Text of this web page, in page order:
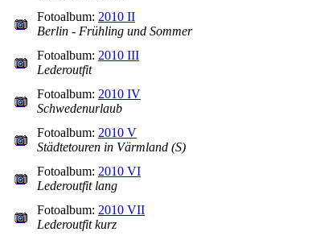
Fotoalbum: 2010 II
Berlin - Frühling und Sommer
Fotoalbum: 2010 III
Lederoutfit
Fotoalbum: 2010 IV
Schwedenurlaub
Fotoalbum: 2010 V
Städtetouren in Värmland (S)
Fotoalbum: 2010 VI
Lederoutfit lang
Fotoalbum: 2010 VII
Lederoutfit kurz